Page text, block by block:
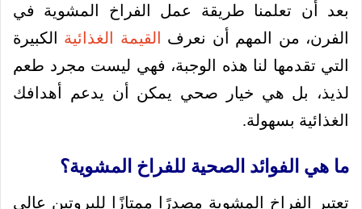
بعد أن تعلمنا طريقة عمل الفراخ المشوية في
الفرن، من المهم أن نعرف القيمة الغذائية الكبيرة
التي تقدمها لنا هذه الوجبة، فهي ليست مجرد طعم
لذيذ، بل هي خيار صحي يمكن أن يدعم أهدافك
الغذائية بسهولة.
ما هي الفوائد الصحية للفراخ المشوية؟
تعتبر الفراخ المشوية مصدرًا ممتازًا للبروتين عالي